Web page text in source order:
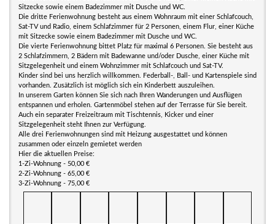
Sitzecke sowie einem Badezimmer mit Dusche und WC.
Die dritte Ferienwohnung besteht aus einem Wohnraum mit einer Schlafcouch,
Sat-TV und Radio, einem Schlafzimmer für 2 Personen, einem Flur, einer Küche
mit Sitzecke sowie einem Badezimmer mit Dusche und WC.
Die vierte Ferienwohnung bittet Platz für maximal 6 Personen. Sie besteht aus
2 Schlafzimmern, 2 Bädern mit Badewanne und/oder Dusche, einer Küche mit
Sitzgelegenheit und einem Wohnzimmer mit Schlafcouch und Sat-TV.
Kinder sind bei uns herzlich willkommen. Federball-, Ball- und Kartenspiele sind
vorhanden. Zusätzlich ist möglich sich ein Kinderbett auszuleihen.
In unserem Garten können Sie sich nach Ihren Wanderungen und Ausflügen
entspannen und erholen. Gartenmöbel stehen auf der Terrasse für Sie bereit.
Auch ein separater Freizeitraum mit Tischtennis, Kicker und einer
Sitzgelegenheit steht Ihnen zur Verfügung.
Alle drei Ferienwohnungen sind mit Heizung ausgestattet und können
zusammen oder einzeln gemietet werden
Hier die aktuellen Preise:
1-Zi-Wohnung - 50,00 €
2-Zi-Wohnung - 65,00 €
3-Zi-Wohnung - 75,00 €